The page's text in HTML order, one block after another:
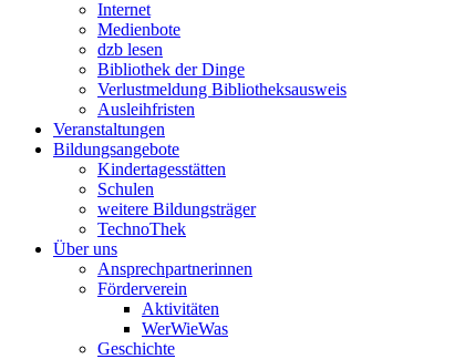
Internet
Medienbote
dzb lesen
Bibliothek der Dinge
Verlustmeldung Bibliotheksausweis
Ausleihfristen
Veranstaltungen
Bildungsangebote
Kindertagesstätten
Schulen
weitere Bildungsträger
TechnoThek
Über uns
Ansprechpartnerinnen
Förderverein
Aktivitäten
WerWieWas
Geschichte